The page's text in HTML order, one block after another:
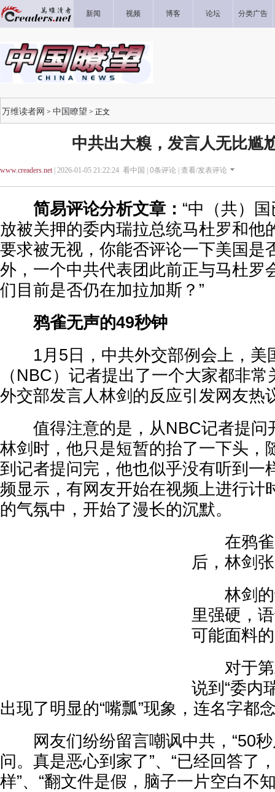
新闻 视频 博客 论坛 分类广告
万维读者网 > 中国瞭望 > 正文
中共出大糗，发言人无比尴
www.creaders.net| 2026-01-05 21:22:24 看中国 | 0条评论 | 查看/发表评论
简易评论分析文章： “中（共）
放被关押的委内瑞拉总统马杜罗和他
要求被无视，你能否评论一下美国是
外，一个中共代表团此前正与马杜罗
们目前是否仍在加拉加斯？”
鸦雀无声的49秒钟
1月5日，中共外交部例会上，美
（NBC）记者提出了一个大家都非
外交部发言人林剑的反应引发网友热
值得注意的是，从NBC记者提问
林剑时，他只是短暂的抬了一下头，
到记者提问完，他也似乎没有听到一
频显示，有网友开始在视频上进行计
的气氛中，开始了漫长的沉默。
在鸦雀
后，林剑
林剑的
里强硬，
可能面料
对于第
说到“委内
出现了明显的“嘴瓢”现象，连名字都
网友们纷纷留言嘲讽中共，“50秒
问。真是恶心到家了”、“已经回答了
样”、“翻文件是假，脑子一片空白不